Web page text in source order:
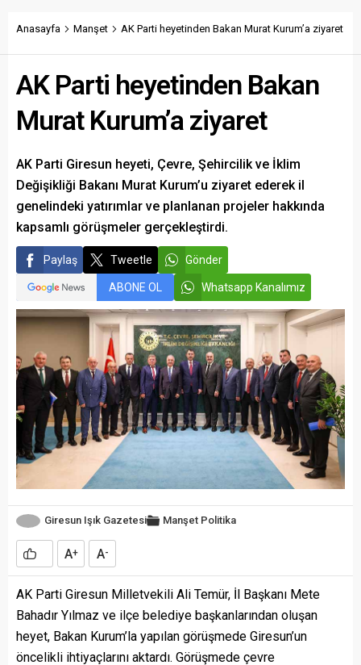
savundu.
Anasayfa Manşet AK Parti heyetinden Bakan Murat Kurum’a ziyaret
AK Parti heyetinden Bakan
Murat Kurum’a ziyaret
AK Parti Giresun heyeti, Çevre, Şehircilik ve İklim
Değişikliği Bakanı Murat Kurum’u ziyaret ederek il
genelindeki yatırımlar ve planlanan projeler hakkında
kapsamlı görüşmeler gerçekleştirdi.
Paylaş Tweetle Gönder
ABONE OL Whatsapp Kanalımız
Giresun Işık Gazetesi Manşet Politika
A+ A-
AK Parti Giresun Milletvekili Ali Temür, İl Başkanı Mete
Bahadır Yılmaz ve ilçe belediye başkanlarından oluşan
heyet, Bakan Kurum’la yapılan görüşmede Giresun’un
öncelikli ihtiyaçlarını aktardı. Görüşmede çevre